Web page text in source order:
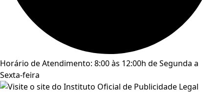
Horário de Atendimento: 8:00 às 12:00h de Segunda a
Sexta-feira